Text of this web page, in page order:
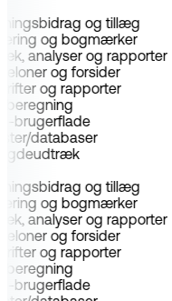
og tillæg
og bogmærker
analyser og rapporter
og forsider
og rapporter
beregning
brugerflade
databaser
og tillæg
og bogmærker
analyser og rapporter
og forsider
og rapporter
beregning
brugerflade